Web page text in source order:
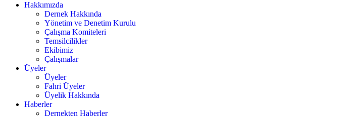
Hakkımızda
Dernek Hakkında
Yönetim ve Denetim Kurulu
Çalışma Komiteleri
Temsilcilikler
Ekibimiz
Çalışmalar
Üyeler
Üyeler
Fahri Üyeler
Üyelik Hakkında
Haberler
Dernekten Haberler